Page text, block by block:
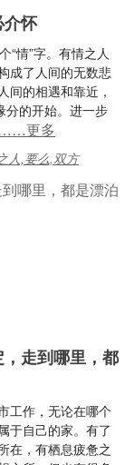
怀
“情”字。有情之人
成了人间的无数悲
间的相遇和靠近，
分的开始。进一步
更多
人,要么,双方
走到哪里，都
工作，无论在哪个
于自己的家。有了
在，有栖息疲惫之